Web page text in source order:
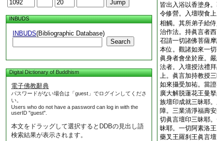
INBUDS
INBUDS(Bibliographic Database)
Search
Digital Dictionary of Buddhism
電子佛教辭典
パスワードがない場合は「guest」でログインしてくださ
い。
Users who do not have a password can log in with the
userID "guest".
本文をドラッグして選択するとDDBの見出し語
検索結果が表示されます。
皆出入浴以香塗身
令修營。入壇喫食
相觸。其所弟子給
治作法。持眞言者
召請一切諸佛菩薩
本位。觀諸如來一
眞身者會坐於座。
法者。入壇授法禮
上。眞言加持教授
如來攝受加祐。當
廣大解脱蓮花王曼
族壇印成就三昧耶
障。三業清淨福壽
切眞言壇印三昧耶
昧耶。一切阿素洛
藥叉王羅刹王眞言